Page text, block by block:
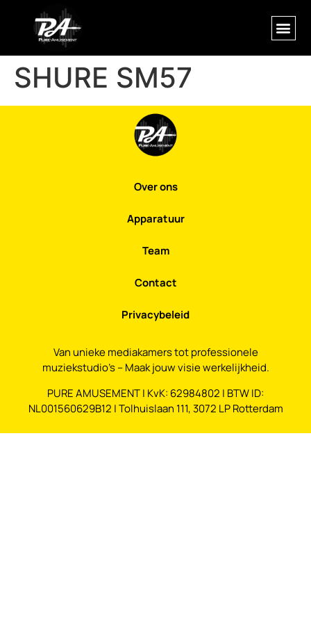
SHURE SM57
Over ons
Apparatuur
Team
Contact
Privacybeleid
Van unieke mediakamers tot professionele
muziekstudio’s – Maak jouw visie werkelijkheid.
PURE AMUSEMENT | KvK: 62984802 | BTW ID:
NL001560629B12 | Tolhuislaan 111, 3072 LP Rotterdam